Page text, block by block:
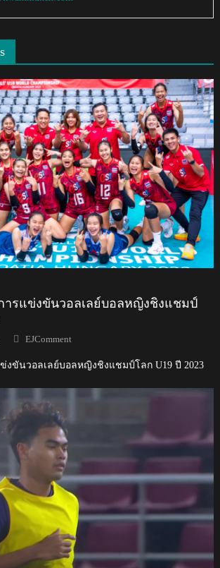
ารแข่งขันวอลเลย์บอลหญิงชิงแชมป์
Author
EJComment
งขันวอลเลย์บอลหญิงชิงแชมป์โลก U19 ปี 2023